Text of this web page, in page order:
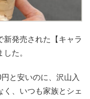
新発売された【キャラ
た。
と安いのに、沢山入
く、いつも家族とシェ